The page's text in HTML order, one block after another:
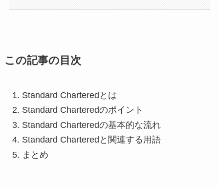
この記事の目次
Standard Charteredとは
Standard Charteredのポイント
Standard Charteredの基本的な流れ
Standard Charteredと関連する用語
まとめ